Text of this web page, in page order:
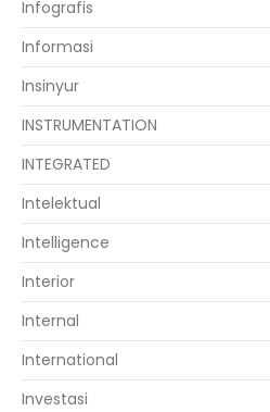
Infografis
Informasi
Insinyur
INSTRUMENTATION
INTEGRATED
Intelektual
Intelligence
Interior
Internal
International
Investasi